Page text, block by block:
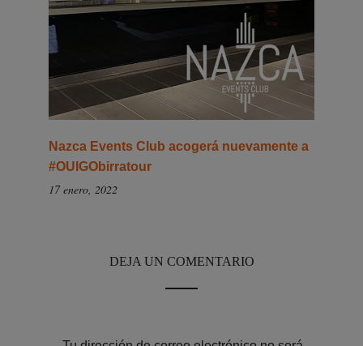
Nazca Events Club acogerá nuevamente a
#OUIGObirratour
17 enero, 2022
DEJA UN COMENTARIO